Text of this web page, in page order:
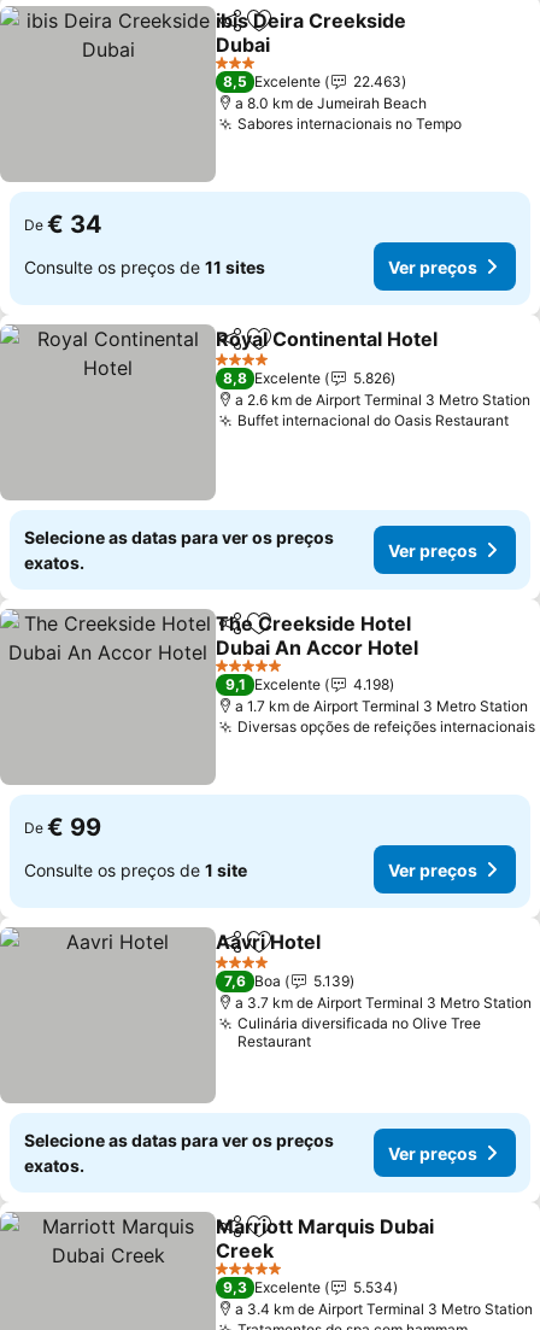
PartilharAdicionar aos favoritos
ibis Deira Creekside
Dubai
3 Estrelas
8,5 Excelente
22.463
a 8.0 km de Jumeirah Beach
Sabores internacionais no Tempo
De € 34
Consulte os preços de 11 sites Ver preços
PartilharAdicionar aos favoritos
Royal Continental Hotel
4 Estrelas
8,8 Excelente
5.826
a 2.6 km de Airport Terminal 3 Metro Station
Buffet internacional do Oasis Restaurant
Selecione as datas para ver os preços
exatos.
Ver preços
PartilharAdicionar aos favoritos
The Creekside Hotel
Dubai An Accor Hotel
5 Estrelas
9,1 Excelente
4.198
a 1.7 km de Airport Terminal 3 Metro Station
Diversas opções de refeições internacionais
De € 99
Consulte os preços de 1 site Ver preços
PartilharAdicionar aos favoritos
Aavri Hotel
4 Estrelas
7,6 Boa
5.139
a 3.7 km de Airport Terminal 3 Metro Station
Culinária diversificada no Olive Tree
Restaurant
Selecione as datas para ver os preços
exatos.
Ver preços
PartilharAdicionar aos favoritos
Marriott Marquis Dubai
Creek
5 Estrelas
9,3 Excelente
5.534
a 3.4 km de Airport Terminal 3 Metro Station